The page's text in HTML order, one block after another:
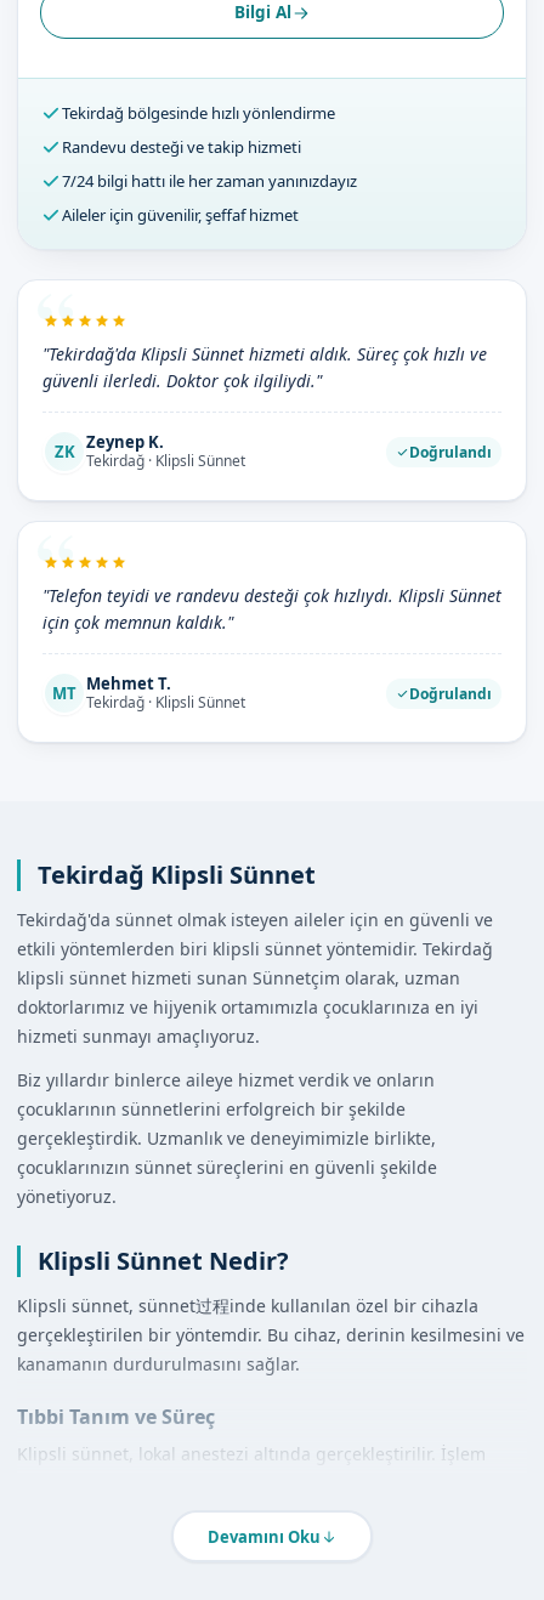
Bilgi Al
Tekirdağ bölgesinde hızlı yönlendirme
Randevu desteği ve takip hizmeti
7/24 bilgi hattı ile her zaman yanınızdayız
Aileler için güvenilir, şeffaf hizmet
"Tekirdağ'da Klipsli Sünnet hizmeti aldık. Süreç çok hızlı ve
güvenli ilerledi. Doktor çok ilgiliydi."
ZK Zeynep K.
Tekirdağ · Klipsli Sünnet Doğrulandı
"Telefon teyidi ve randevu desteği çok hızlıydı. Klipsli Sünnet
için çok memnun kaldık."
MT Mehmet T.
Tekirdağ · Klipsli Sünnet Doğrulandı
Tekirdağ Klipsli Sünnet
Tekirdağ'da sünnet olmak isteyen aileler için en güvenli ve
etkili yöntemlerden biri klipsli sünnet yöntemidir. Tekirdağ
klipsli sünnet hizmeti sunan Sünnetçim olarak, uzman
doktorlarımız ve hijyenik ortamımızla çocuklarınıza en iyi
hizmeti sunmayı amaçlıyoruz.
Biz yıllardır binlerce aileye hizmet verdik ve onların
çocuklarının sünnetlerini erfolgreich bir şekilde
gerçekleştirdik. Uzmanlık ve deneyimimizle birlikte,
çocuklarınızın sünnet süreçlerini en güvenli şekilde
yönetiyoruz.
Klipsli Sünnet Nedir?
Klipsli sünnet, sünnet过程inde kullanılan özel bir cihazla
gerçekleştirilen bir yöntemdir. Bu cihaz, derinin kesilmesini ve
kanamanın durdurulmasını sağlar.
Tıbbi Tanım ve Süreç
Klipsli sünnet, lokal anestezi altında gerçekleştirilir. İşlem
durdurulur. Bu yöntem, diğer sünnet yöntemlerine göre daha
az kanama ve daha hızlı iyileşme sağlar.
Devamını Oku